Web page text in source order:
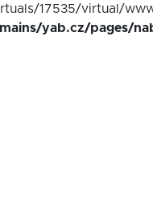
17535/virtual/
yab.cz/pages/